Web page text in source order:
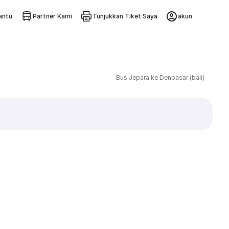
Partner Kami Tunjukkan Tiket Saya akun
Bus Jepara ke Denpasar (bali)